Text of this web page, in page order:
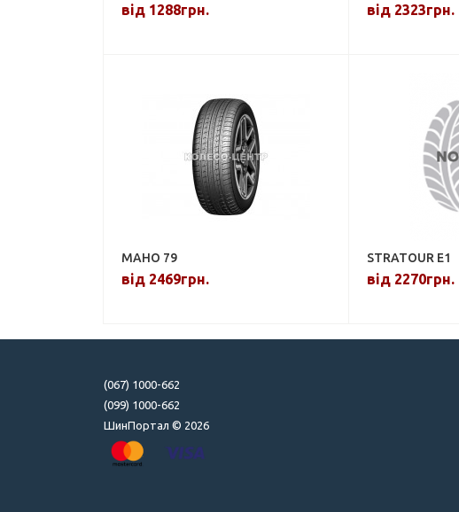
від 1288грн. від 2323грн.
MAHO 79
від 2469грн.
STRATOUR E1
від 2270грн.
(067) 1000-662
(099) 1000-662
ШинПортал © 2026